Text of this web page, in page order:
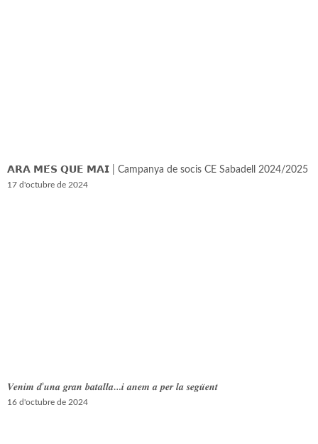
𝗔𝗥𝗔 𝗠𝗘́𝗦 𝗤𝗨𝗘 𝗠𝗔𝗜 | Campanya de socis CE Sabadell 2024/2025
17 d'octubre de 2024
𝑽𝒆𝒏𝒊𝒎 𝒅’𝒖𝒏𝒂 𝒈𝒓𝒂𝒏 𝒃𝒂𝒕𝒂𝒍𝒍𝒂…𝒊 𝒂𝒏𝒆𝒎 𝒂 𝒑𝒆𝒓 𝒍𝒂 𝒔𝒆𝒈𝒖̈𝒆𝒏𝒕
16 d'octubre de 2024